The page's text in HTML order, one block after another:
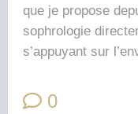
que je propose
sophrologie
s’appuyant sur
0